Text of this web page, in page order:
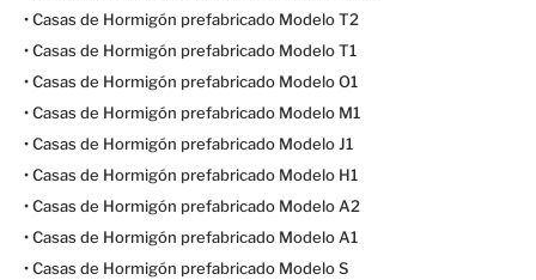
• Casas de Hormigón prefabricado Modelo T2
• Casas de Hormigón prefabricado Modelo T1
• Casas de Hormigón prefabricado Modelo O1
• Casas de Hormigón prefabricado Modelo M1
• Casas de Hormigón prefabricado Modelo J1
• Casas de Hormigón prefabricado Modelo H1
• Casas de Hormigón prefabricado Modelo A2
• Casas de Hormigón prefabricado Modelo A1
• Casas de Hormigón prefabricado Modelo S